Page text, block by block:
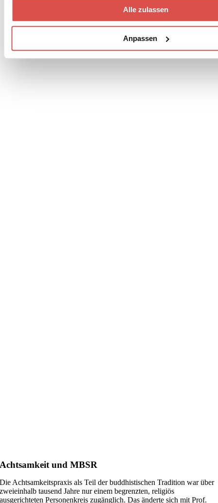
Alle zulassen
Anpassen
Achtsamkeit und MBSR
Die Achtsamkeitspraxis als Teil der buddhistischen Tradition war über
zweieinhalb tausend Jahre nur einem begrenzten, religiös
ausgerichteten Personenkreis zugänglich. Das änderte sich mit Prof.